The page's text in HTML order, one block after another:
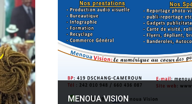
GESPROS formation : La rentrée
académique ce 10 Octobre 2022.